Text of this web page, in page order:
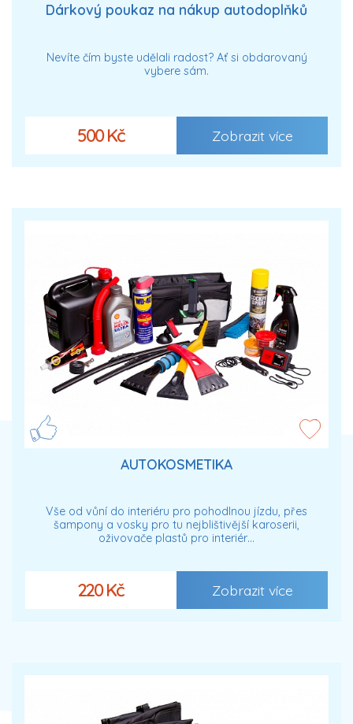
Dárkový poukaz na nákup autodoplňků
Nevíte čím byste udělali radost? Ať si obdarovaný
vybere sám.
500 Kč Zobrazit více
AUTOKOSMETIKA
Vše od vůní do interiéru pro pohodlnou jízdu, přes
šampony a vosky pro tu nejblištivější karoserii,
oživovače plastů pro interiér…
220 Kč Zobrazit více